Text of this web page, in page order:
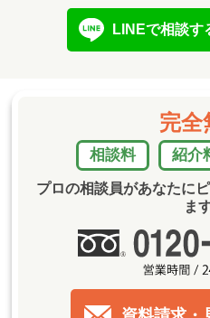
LINEで相談す
完全
相談料 紹介
プロの相談員があなたに
ま